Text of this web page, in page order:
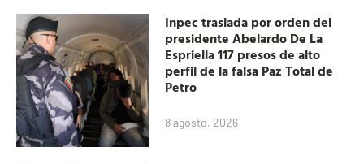
Inpec traslada por orden del
presidente Abelardo De La
Espriella 117 presos de alto
perfil de la falsa Paz Total de
Petro
8 agosto, 2026